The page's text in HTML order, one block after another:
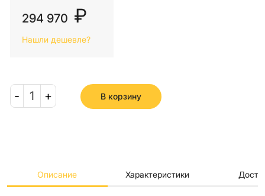
294 970 ₽
Нашли дешевле?
- 1 + В корзину
Описание Характеристики